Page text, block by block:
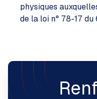
physiques
de la loi n° 78-17 du